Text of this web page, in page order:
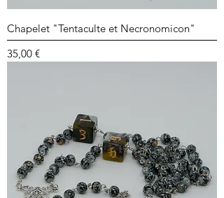
Chapelet "Tentaculte et Necronomicon"
Prix
35,00 €